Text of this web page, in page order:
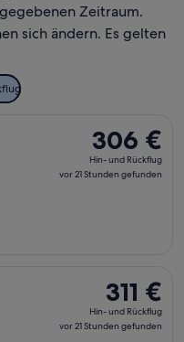
Zeitraum.
sich ändern. Es gelten
306 €
Hin-
und
306 €
Hin- und Rückflug
vor 21 Stunden gefunden
311 €
Hin-
und
311 €
Hin- und Rückflug
vor 21 Stunden gefunden